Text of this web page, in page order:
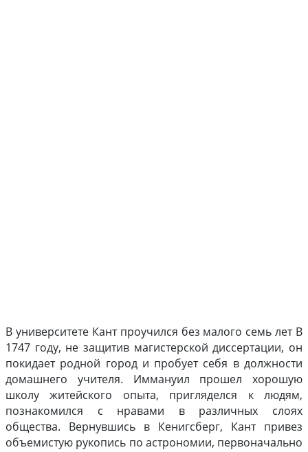
В университете Кант проучился без малого семь лет В
1747 году, не защитив магистерской диссертации, он
покидает родной город и пробует себя в должности
домашнего учителя. Иммануил прошел хорошую
школу житейского опыта, пригляделся к людям,
познакомился с нравами в различных слоях
общества. Вернувшись в Кенигсберг, Кант привез
объемистую рукопись по астрономии, первоначально